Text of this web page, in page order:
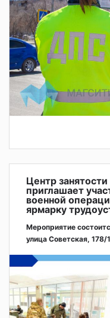
Центр
приглашает
военной
ярмарку
Мероприятие
улица Советская,